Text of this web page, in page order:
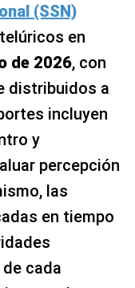
(SSN)
en
de 2026, con
distribuidos a
incluyen
y
percepción
las
en tiempo
cada